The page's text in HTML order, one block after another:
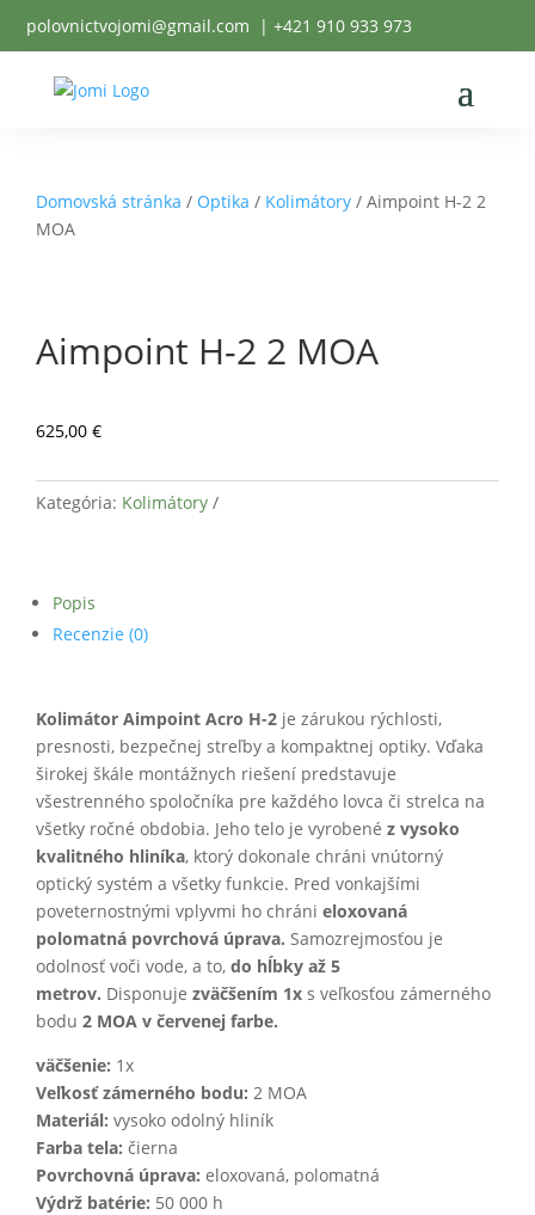
polovnictvojomi@gmail.com | +421 910 933 973
Domovská stránka / Optika / Kolimátory / Aimpoint H-2 2
MOA
Aimpoint H-2 2 MOA
625,00 €
Kategória: Kolimátory
Popis
Recenzie (0)
Kolimátor Aimpoint Acro H-2 je zárukou rýchlosti,
presnosti, bezpečnej streľby a kompaktnej optiky. Vďaka
širokej škále montážnych riešení predstavuje
všestrenného spoločníka pre každého lovca či strelca na
všetky ročné obdobia. Jeho telo je vyrobené z vysoko
kvalitného hliníka, ktorý dokonale chráni vnútorný
optický systém a všetky funkcie. Pred vonkajšími
poveternostnými vplyvmi ho chráni eloxovaná
polomatná povrchová úprava. Samozrejmosťou je
odolnosť voči vode, a to, do hĺbky až 5
metrov. Disponuje zväčšením 1x s veľkosťou zámerného
bodu 2 MOA v červenej farbe.
väčšenie: 1x
Veľkosť zámerného bodu: 2 MOA
Materiál: vysoko odolný hliník
Farba tela: čierna
Povrchovná úprava: eloxovaná, polomatná
Výdrž batérie: 50 000 h